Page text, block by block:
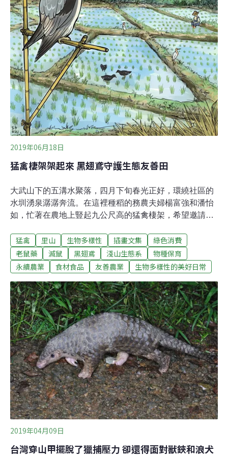
2019年06月18日
猛禽棲架架起來 黑翅鳶守護生態友善田
大武山下的五溝水聚落，四月下旬春光正好，環繞社區的
水圳湧泉潺潺奔流。在這裡種稻的務農夫婦楊富強和潘怡
如，忙著在農地上豎起九公尺高的猛禽棲架，希望邀請平
鼠！「前陣子看到黑翅鳶在稻田上空振翅懸停，這是牠們
覓食時尋找地面獵物的習性。」潘怡如說，觀察到猛禽很
興奮，這塊租來進行友善耕作的農地，又多了一種野生動
物的眷顧。黑翅鳶是二級保育類物種，也是台灣平原普遍
分布的猛禽。在田間架起棲架不僅可觀察生態，「希望黑
翅鳶好好幫我們多抓點老鼠，讓今年的稻米少損失一
點。」這塊田為五溝水保有一片小小的稻田生態系。因為
友善耕作，吸引許多生物造訪。在我們的注視下，幾隻紅
冠水雞就在田埂上，逛大街般扭著屁股步入水田中。不
過，因為不施藥，田裡的老鼠也顯得有些張狂。四月曬田
過後，老鼠開始進入農地挖田埂、鑽地洞，造成水田漏
水，剛拔高壯碩的稻梗也成了牠們口中鮮嫩的食物。一般
農民這時
猛禽 里山 生物多樣性 插畫文集
綠色消費
老鼠藥
滅鼠 黑翅鳶 淺山生態系
物種保育
永續農業
食材食品 友善農業 生物多樣性的美好日常
2019年04月09日
台灣穿山甲擺脫了獵捕壓力 卻還得面對獸鋏和浪犬